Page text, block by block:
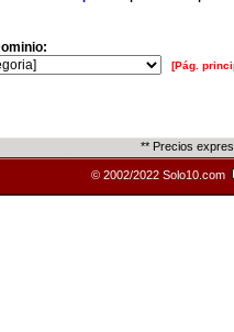
[Pág.
** Precios
© 2002/2022 Solo10.com